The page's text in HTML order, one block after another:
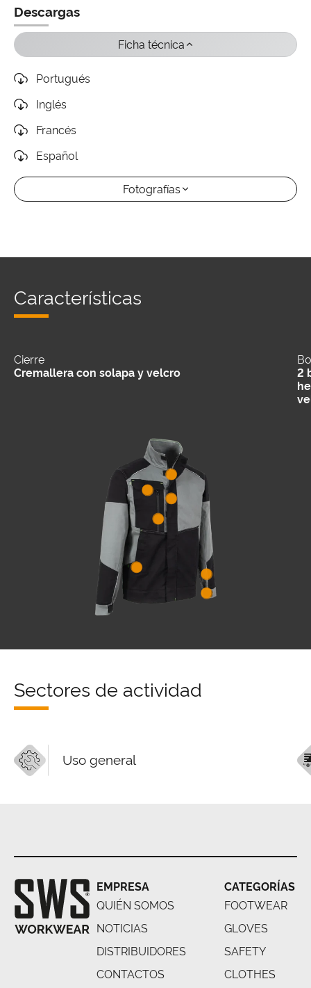
Descargas
Ficha técnica
Fotografías
Portugués
Inglés
Francés
Español
Características
Cierre
Cremallera con solapa y velcro
2
Sectores de actividad
Uso general
EMPRESA
QUIÉN SOMOS
NOTICIAS
DISTRIBUIDORES
CONTACTOS
CATEGORÍAS
FOOTWEAR
GLOVES
SAFETY
CLOTHES